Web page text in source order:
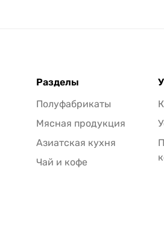
Разделы
Полуфабрикаты
Мясная продукция
Азиатская кухня
Чай и кофе